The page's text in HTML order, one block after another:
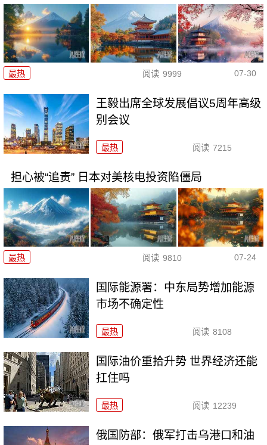
最热 阅读 9999 07-30
王毅出席全球发展倡议5周年高级
别会议
最热 阅读 7215
担心被“追责” 日本对美核电投资陷僵局
最热 阅读 9810 07-24
国际能源署：中东局势增加能源
市场不确定性
最热 阅读 8108
国际油价重拾升势 世界经济还能
扛住吗
最热 阅读 12239
俄国防部：俄军打击乌港口和油